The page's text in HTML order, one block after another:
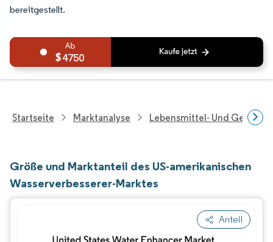
bereitgestellt.
4750
Startseite Marktanalyse Lebensmittel- Und
Größe und Marktanteil des US-amerikanischen
Wasserverbesserer-Marktes
Anteil